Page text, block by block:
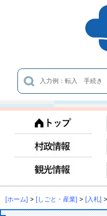
[ホーム] > [しごと・産業] > [入札]